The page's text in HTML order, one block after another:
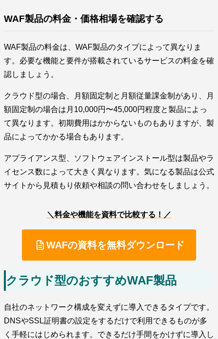
WAF製品の料金・価格相場を確認する
WAF製品の料金は、WAF製品のタイプによって異なりま
す。必要な機能と要件が搭載されているサービスの料金を確
認しましょう。
クラウド型の場合、月額固定制と月額従量課金制があり、月
額固定制の場合は月10,000円〜45,000円程度と製品によっ
て異なります。初期費用はかからないものもありますが、製
品によってかかる場合もあります。
アプライアンス型、ソフトウェアインストール型は製品やラ
イセンス数によって大きく異なります。気になる製品は公式
サイトから見積もり依頼や相談の問い合わせをしましょう。
＼料金や機能を資料で比較する！／
WAFの資料を無料ダウンロード
クラウド型のおすすめWAF製品
自社のネットワーク構成を変えずに導入できるタイプです。
DNSやSSL証明書の設定をするだけで利用できるものが多
く手軽にはじめられます。できるだけ手間をかけずに導入し